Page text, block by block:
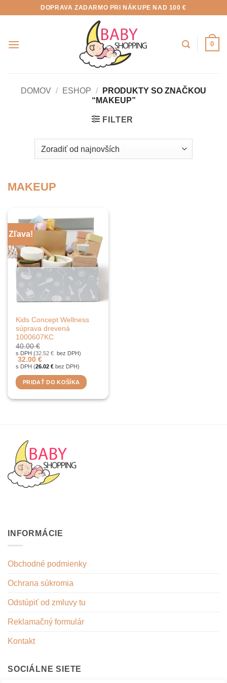
DOPRAVA ZADARMO PRI NÁKUPE NAD 100 €
0
DOMOV / ESHOP /
PRODUKTY SO ZNAČKOU
“MAKEUP”
FILTER
MAKEUP
Zľava!
Kids Concept Wellness
súprava drevená
1000607KC
40.00€
s DPH (32.52€ bez DPH)
32.00€
s DPH (26.02€ bez DPH)
PRIDAŤ DO KOŠÍKA
INFORMÁCIE
Obchodné podmienky
Ochrana súkromia
Odstúpiť od zmluvy tu
Reklamačný formulár
Kontakt
SOCIÁLNE SIETE